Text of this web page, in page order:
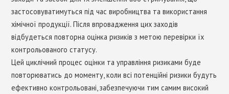
застосовуватимуться під час виробництва та використання
хімічної продукції. Після впровадження цих заходів
відбудеться повторна оцінка ризиків з метою перевірки їх
контрольованого статусу.
Цей циклічний процес оцінки та управління ризиками буде
повторюватись до моменту, коли всі потенційні ризики будуть
ефективно контрольовані, забезпечуючи тим самим високий